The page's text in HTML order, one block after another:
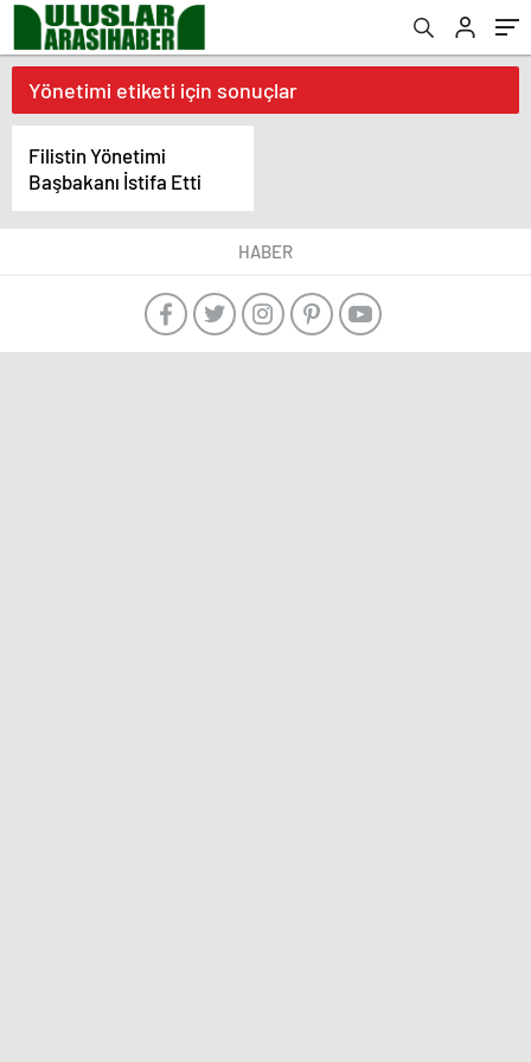
Yönetimi etiketi için sonuçlar
Filistin Yönetimi
Başbakanı İstifa Etti
HABER